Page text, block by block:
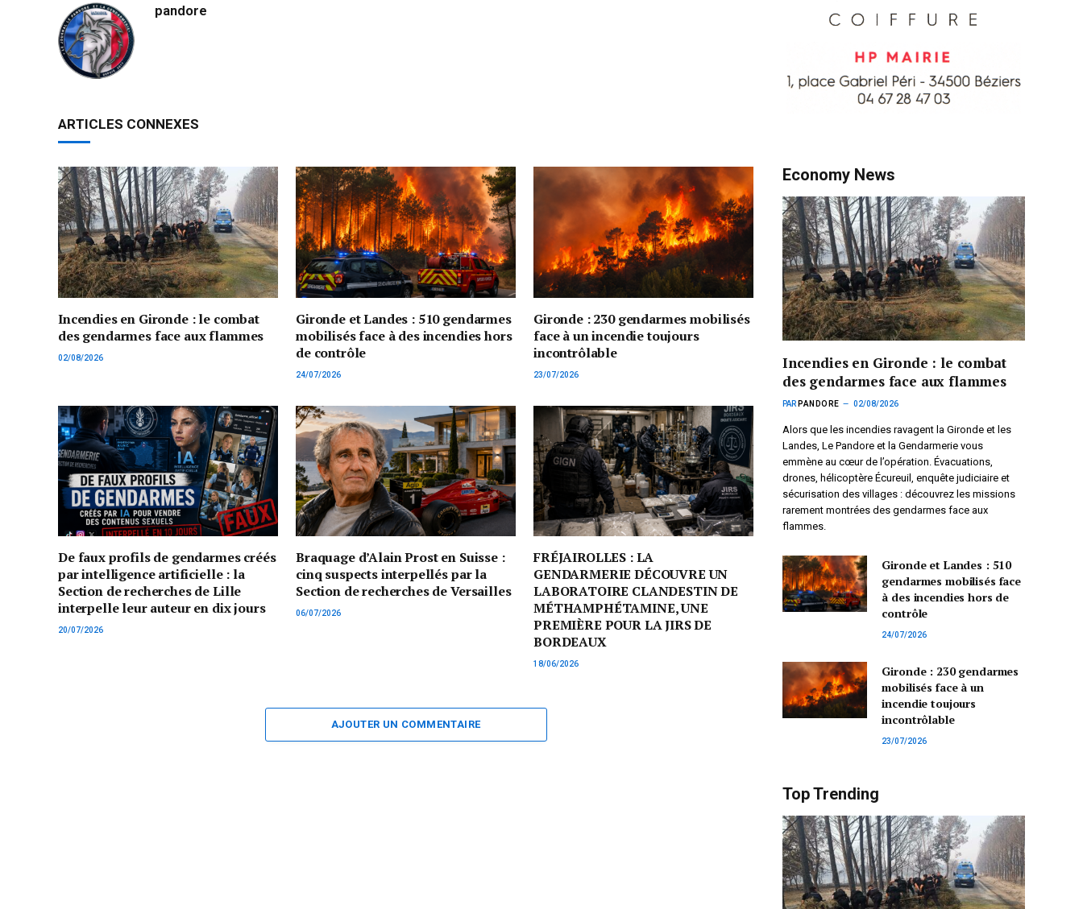
pandore
ARTICLES CONNEXES
Incendies en Gironde : le combat
des gendarmes face aux flammes
02/08/2026
Gironde et Landes : 510 gendarmes
mobilisés face à des incendies hors
de contrôle
24/07/2026
Gironde : 230 gendarmes mobilisés
face à un incendie toujours
incontrôlable
23/07/2026
De faux profils de gendarmes créés
par intelligence artificielle : la
Section de recherches de Lille
interpelle leur auteur en dix jours
20/07/2026
Braquage d’Alain Prost en Suisse :
cinq suspects interpellés par la
Section de recherches de Versailles
06/07/2026
FRÉJAIROLLES : LA
GENDARMERIE DÉCOUVRE UN
LABORATOIRE CLANDESTIN DE
MÉTHAMPHÉTAMINE, UNE
PREMIÈRE POUR LA JIRS DE
BORDEAUX
18/06/2026
AJOUTER UN COMMENTAIRE
Economy News
Incendies en Gironde : le combat
des gendarmes face aux flammes
PAR PANDORE 02/08/2026
Alors que les incendies ravagent la Gironde et les
Landes, Le Pandore et la Gendarmerie vous
emmène au cœur de l’opération. Évacuations,
drones, hélicoptère Écureuil, enquête judiciaire et
sécurisation des villages : découvrez les missions
rarement montrées des gendarmes face aux
flammes.
Gironde et Landes : 510
gendarmes mobilisés face
à des incendies hors de
contrôle
24/07/2026
Gironde : 230 gendarmes
mobilisés face à un
incendie toujours
incontrôlable
23/07/2026
Top Trending